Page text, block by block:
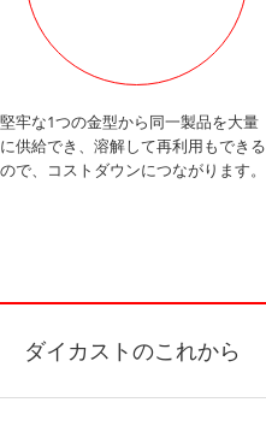
堅牢な1つの金型から同一製品を大量
に供給でき、溶解して再利用もできる
ので、コストダウンにつながります。
ダイカストのこれから